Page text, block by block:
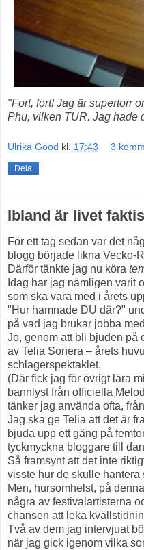
"Fort, fort! Jag är supertorr
Phu, vilken TUR. Jag hade
Ulrika Good kl. 17:43 3
Dela
Ibland är livet
För ett tag sedan var det
blogg började likna Vecko-
Därför tänkte jag nu köra
Idag har jag nämligen varit
som ska vara med i årets
"Hur hamnade DU där?"
på vad jag brukar jobba
Jo, genom att bli bjuden på
av Telia Sonera – årets
schlagerspektaklet.
(Där fick jag för övrigt lära
bannlyst från officiella
tänker jag använda ofta,
Jag ska ge Telia att det är
bjuda upp ett gäng på
tyckmyckna bloggare till
Så framsynt att det inte
visste hur de skulle hantera
Men, hursomhelst, på
några av festivalartisterna
chansen att leka
Två av dem jag intervjuat
när jag gick igenom vilka